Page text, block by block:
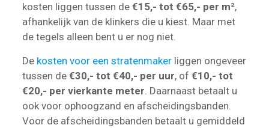
kosten liggen tussen de €15,- tot €65,- per m²,
afhankelijk van de klinkers die u kiest. Maar met
de tegels alleen bent u er nog niet.
De kosten voor een stratenmakerliggen ongeveer
tussen de €30,- tot €40,- per uur, of €10,- tot
€20,- per vierkante meter. Daarnaast betaalt u
ook voor ophoogzand en afscheidingsbanden.
Voor de afscheidingsbanden betaalt u gemiddeld